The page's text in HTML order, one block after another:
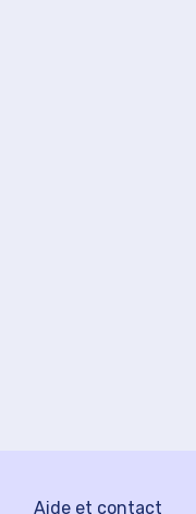
Aide et contact